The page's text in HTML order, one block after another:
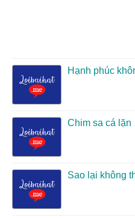
Hạnh phúc
Chim sa cá lặn
Sao lại không